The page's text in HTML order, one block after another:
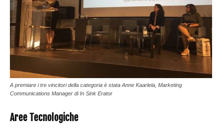
A premiare i tre vincitori della categoria è stata Anne Kaarlela, Marketing
Communications Manager di In Sink Erator
Aree Tecnologiche